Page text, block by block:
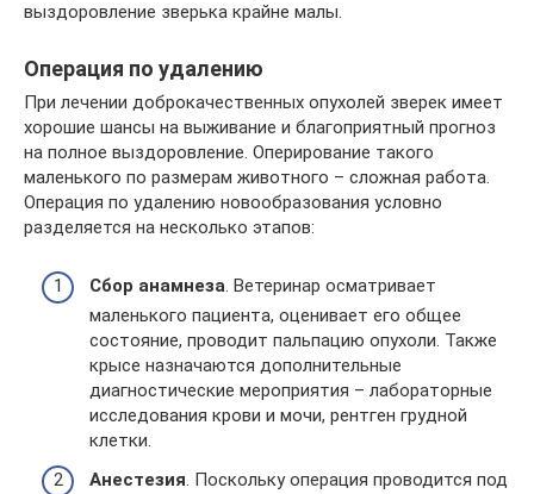
выздоровление зверька крайне малы.
Операция по удалению
При лечении доброкачественных опухолей зверек имеет
хорошие шансы на выживание и благоприятный прогноз
на полное выздоровление. Оперирование такого
маленького по размерам животного – сложная работа.
Операция по удалению новообразования условно
разделяется на несколько этапов:
Сбор анамнеза . Ветеринар осматривает
маленького пациента, оценивает его общее
состояние, проводит пальпацию опухоли. Также
крысе назначаются дополнительные
диагностические мероприятия – лабораторные
исследования крови и мочи, рентген грудной
клетки.
Анестезия. Поскольку операция проводится под